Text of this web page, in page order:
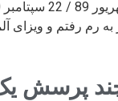
به رم رفتم و
پرسش یک